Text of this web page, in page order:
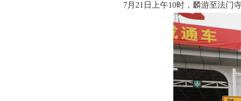
7月21日上午10时，麟游至法门